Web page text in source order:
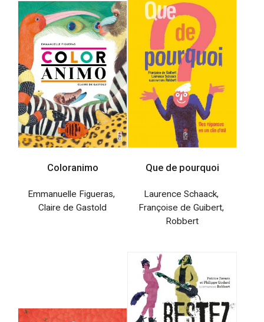
Coloranimo
Emmanuelle Figueras,
Claire de Gastold
Que de pourquoi
Laurence Schaack,
Françoise de Guibert,
Robbert